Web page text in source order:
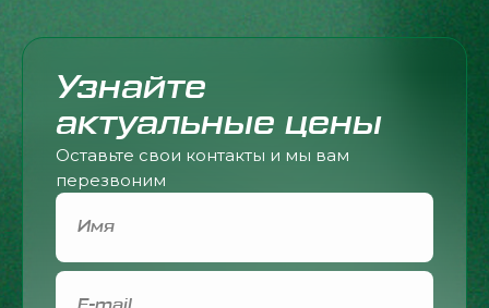
Узнайте
актуальные цены
Оставьте свои контакты и мы вам
перезвоним